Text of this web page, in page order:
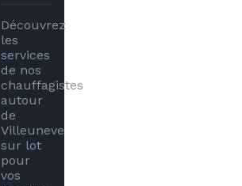
Découvrez
les
services
de nos
chauffagistes
autour
de
Villeuneve
sur lot
pour
vos